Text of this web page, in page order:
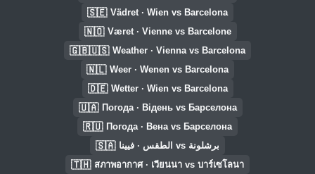
🇸🇪 Vädret · Wien vs Barcelona
🇳🇴 Været · Vienne vs Barcelone
🇬🇧🇺🇸 Weather · Vienna vs Barcelona
🇳🇱 Weer · Wenen vs Barcelona
🇩🇪 Wetter · Wien vs Barcelona
🇺🇦 Погода · Відень vs Барселона
🇷🇺 Погода · Вена vs Барселона
🇸🇦 الطقس · فيينا vs برشلونة
🇹🇭 สภาพอากาศ · เวียนนา vs บาร์เซโลนา